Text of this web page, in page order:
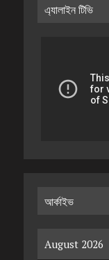
এ্যালাইন টিভি
আর্কাইভ
August 2026